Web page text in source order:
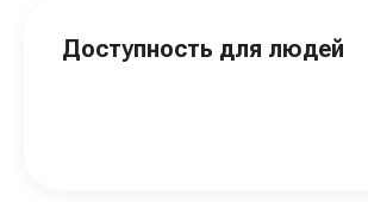
Доступность для людей